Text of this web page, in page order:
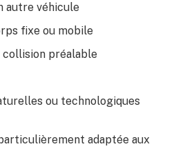
autre véhicule
fixe ou mobile
collision préalable
ou technologiques
adaptée aux